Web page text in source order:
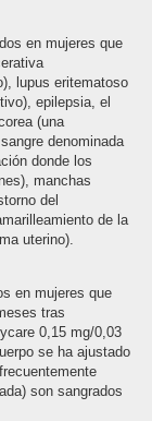
en mujeres que
lupus eritematoso
epilepsia, el
(una
denominada
donde los
manchas
del
de la
uterino).
en mujeres que
tras
0,15 mg/0,03
se ha ajustado
son sangrados